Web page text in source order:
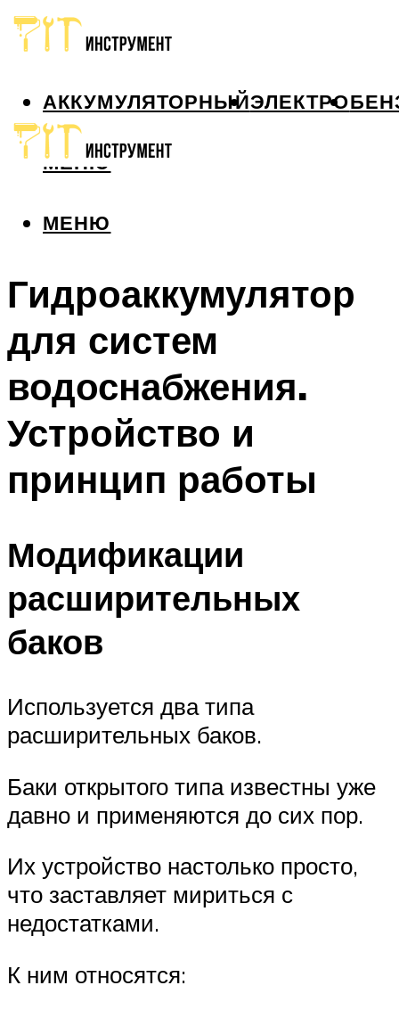
АККУМУЛЯТОРНЫЙЭЛЕКТРО
МЕНЮ
МЕНЮ
Гидроаккумулятор
для систем
водоснабжения.
Устройство и
принцип работы
Модификации
расширительных
баков
Используется два типа
расширительных баков.
Баки открытого типа известны уже
давно и применяются до сих пор.
Их устройство настолько просто,
что заставляет мириться с
недостатками.
К ним относятся: